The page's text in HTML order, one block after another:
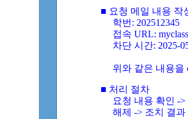
■ 요청 메일 내용 작
학번: 202512345
접속 URL:
차단 시간: 2025-
위와 같은 내용을
■ 처리 절차
요청 내용 확인 -
해제 -> 조치 결